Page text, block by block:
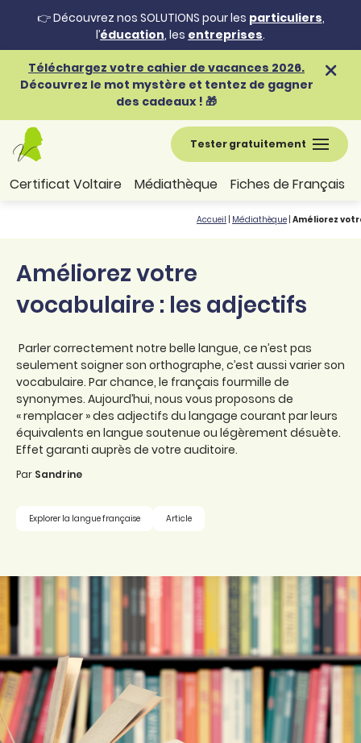
👉 Découvrez nos SOLUTIONS pour les particuliers,
l’éducation, les entreprises.
Téléchargez votre cahier de vacances 2026.
Découvrez le mot mystère et tentez de gagner
des cadeaux ! 🎁
Tester gratuitement
Certificat Voltaire Médiathèque Fiches de Français
Accueil Médiathèque Améliorez
Améliorez votre
vocabulaire : les adjectifs
Parler correctement notre belle langue, ce n’est pas
seulement soigner son orthographe, c’est aussi varier son
vocabulaire. Par chance, le français fourmille de
synonymes. Aujourd’hui, nous vous proposons de
« remplacer » des adjectifs du langage courant par leurs
équivalents en langue soutenue ou légèrement désuète.
Effet garanti auprès de votre auditoire.
Par Sandrine
Explorer la langue française Article